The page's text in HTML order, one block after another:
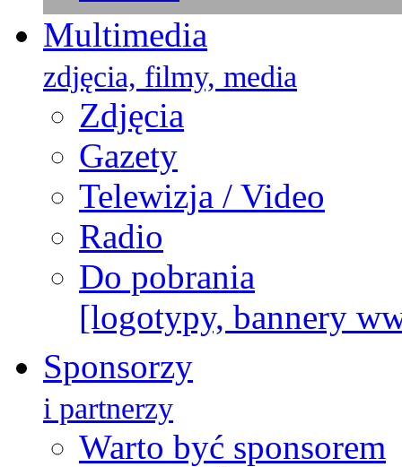
Multimedia
zdjęcia, filmy, media
Zdjęcia
Gazety
Telewizja / Video
Radio
Do pobrania
[logotypy, bannery
Sponsorzy
i partnerzy
Warto być sponsorem